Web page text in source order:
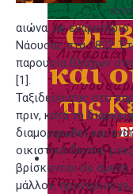
αιώνα, με
Νάουσας στα 1822.
παρουσία Βλάχων
[1].
Ταξιδεύοντας στο
πριν, κατά τη
διαμορφωθεί και
οικιστικό δίκτυο
βρίσκονταν σε άμεση
μάλλον,